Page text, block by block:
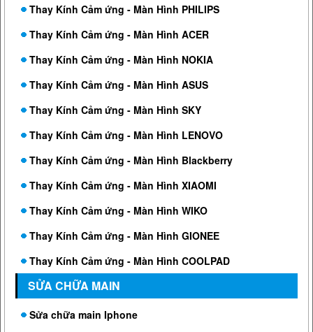
Thay Kính Cảm ứng - Màn Hình PHILIPS
Thay Kính Cảm ứng - Màn Hình ACER
Thay Kính Cảm ứng - Màn Hình NOKIA
Thay Kính Cảm ứng - Màn Hình ASUS
Thay Kính Cảm ứng - Màn Hình SKY
Thay Kính Cảm ứng - Màn Hình LENOVO
Thay Kính Cảm ứng - Màn Hình Blackberry
Thay Kính Cảm ứng - Màn Hình XIAOMI
Thay Kính Cảm ứng - Màn Hình WIKO
Thay Kính Cảm ứng - Màn Hình GIONEE
Thay Kính Cảm ứng - Màn Hình COOLPAD
SỬA CHỮA MAIN
Sửa chữa main Iphone